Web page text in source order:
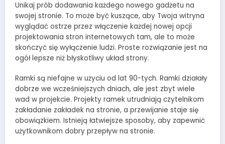
Unikaj prób dodawania każdego nowego gadżetu na
swojej stronie. To może być kuszące, aby Twoja witryna
wyglądać ostrze przez włączenie każdej nowej opcji
projektowania stron internetowych tam, ale to może
skończyć się wyłączenie ludzi. Proste rozwiązanie jest na
ogół lepsze niż błyskotliwy układ strony.
Ramki są niefajne w użyciu od lat 90-tych. Ramki działały
dobrze we wcześniejszych dniach, ale jest zbyt wiele
wad w projekcie. Projekty ramek utrudniają czytelnikom
zakładanie zakładek na stronie, a przewijanie staje się
obowiązkiem. Istnieją łatwiejsze sposoby, aby zapewnić
użytkownikom dobry przepływ na stronie.